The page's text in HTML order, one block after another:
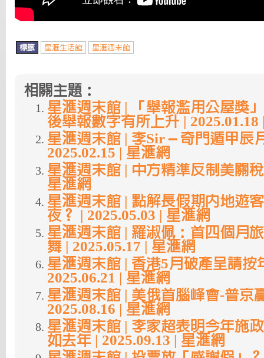
標籤 星滙生活館 星滙週末館
相關主題：
星滙週末館 | 「舉報濫用公屋獎
後舉報數字有所上升 | 2025.01.18
星滙週末館 | 李Sir – 奇門遁甲辰
2025.02.15 | 星滙網
星滙週末館 | 中方精準反制美關稅
星滙網
星滙週末館 | 點解長假期內地遊
夜？ | 2025.05.03 | 星滙網
星滙週末館 | 羅淑佩：首四個月
舞 | 2025.05.17 | 星滙網
星滙週末館 | 香港5月破產呈請按
2025.06.21 | 星滙網
星滙週末館 | 美俄首腦峰會-普京
2025.08.16 | 星滙網
星滙週末館 | 李家超表明今年施
如去年 | 2025.09.13 | 星滙網